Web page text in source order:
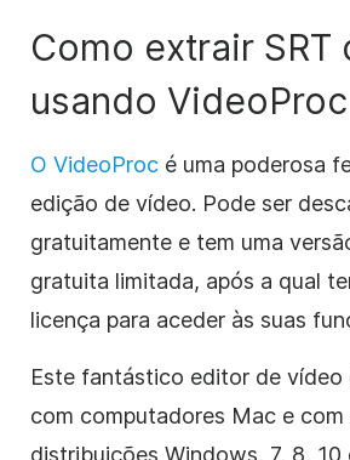
Como extrair SRT
usando VideoProc
O VideoProc é uma poderosa
edição de vídeo. Pode ser
gratuitamente e tem uma
gratuita limitada, após a qual
licença para aceder às suas
Este fantástico editor de vídeo
com computadores Mac e com
distribuições Windows, 7, 8, 10